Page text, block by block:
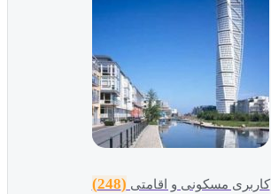
کاربری مسکونی و اقامتی (248)